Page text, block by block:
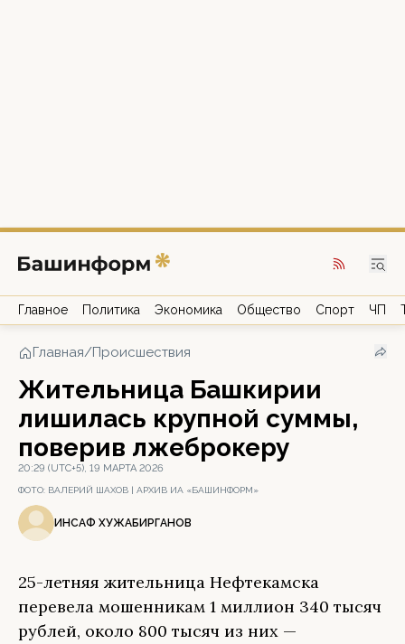
Главное Политика Экономика Общество Спорт ЧП
Главная/Происшествия
Жительница Башкирии
лишилась крупной суммы,
поверив лжеброкеру
20:29 (UTC+5), 19 МАРТА 2026
ФОТО: ВАЛЕРИЙ ШАХОВ | АРХИВ ИА «БАШИНФОРМ»
ИНСАФ ХУЖАБИРГАНОВ
25-летняя жительница Нефтекамска
перевела мошенникам 1 миллион 340 тысяч
рублей, около 800 тысяч из них —